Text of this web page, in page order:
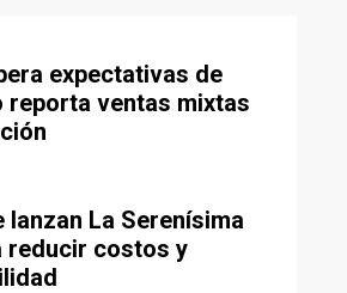
expectativas de
reporta ventas mixtas
lanzan La Serenísima
reducir costos y